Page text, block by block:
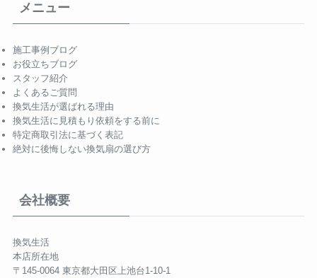
メニュー
施工事例ブログ
お役立ちブログ
スタッフ紹介
よくあるご質問
換気生活が選ばれる理由
換気生活に見積もり依頼をする前に
特定商取引法に基づく表記
絶対に後悔しない換気扇の選び方
会社概要
換気生活
本店所在地
〒145-0064 東京都大田区上池台1-10-1